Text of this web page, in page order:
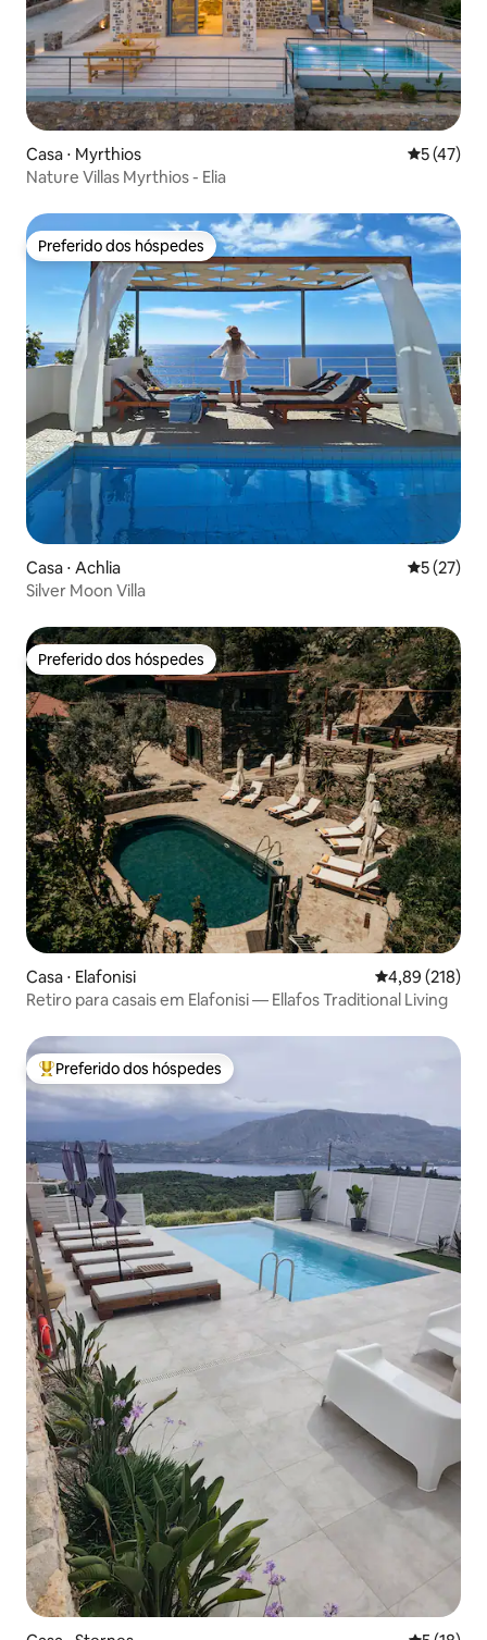
Casa ⋅ Myrthios 5 de uma
5 (47)
Nature Villas Myrthios - Elia
Preferido dos hóspedes
Preferido dos hóspedes
Casa ⋅ Achlia 5 de uma
5 (27)
Silver Moon Villa
Preferido dos hóspedes
Preferido dos hóspedes
Casa ⋅ Elafonisi 4,89 de uma
4,89 (218)
Retiro para casais em Elafonisi — Ellafos Traditional Living
Entre os melhores preferidos dos hóspedes
Preferido dos hóspedes